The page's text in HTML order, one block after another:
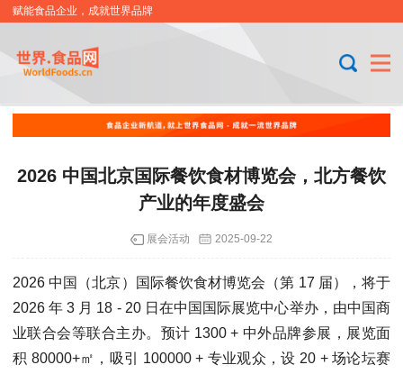
赋能食品企业，成就世界品牌
2026 中国北京国际餐饮食材博览会，北方餐饮
产业的年度盛会
展会活动 2025-09-22
2026 中国（北京）国际餐饮食材博览会（第 17 届），将于
2026 年 3 月 18 - 20 日在中国国际展览中心举办，由中国商
业联合会等联合主办。预计 1300 + 中外品牌参展，展览面
积 80000+㎡，吸引 100000 + 专业观众，设 20 + 场论坛赛